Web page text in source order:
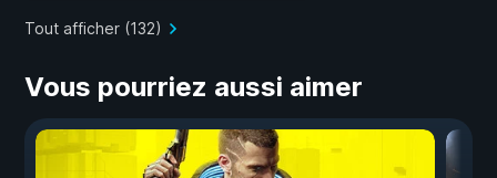
Tout afficher (132)
Vous pourriez aussi aimer